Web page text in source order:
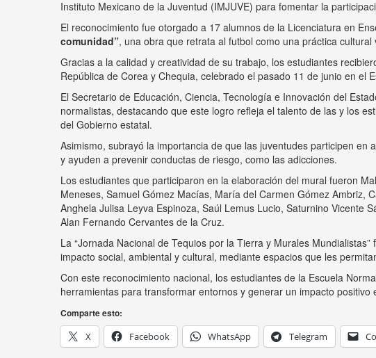
Instituto Mexicano de la Juventud (IMJUVE) para fomentar la
El reconocimiento fue otorgado a 17 alumnos de la Licenciatura en
comunidad”, una obra que retrata al futbol como una práctica
Gracias a la calidad y creatividad de su trabajo, los estudiantes
República de Corea y Chequia, celebrado el pasado 11 de junio en el
El Secretario de Educación, Ciencia, Tecnología e Innovación del
normalistas, destacando que este logro refleja el talento de las y los
del Gobierno estatal.
Asimismo, subrayó la importancia de que las juventudes participen
y ayuden a prevenir conductas de riesgo, como las adicciones.
Los estudiantes que participaron en la elaboración del mural fueron
Meneses, Samuel Gómez Macías, María del Carmen Gómez Ambriz,
Anghela Julisa Leyva Espinoza, Saúl Lemus Lucio, Saturnino Vicente
Alan Fernando Cervantes de la Cruz.
La “Jornada Nacional de Tequios por la Tierra y Murales
impacto social, ambiental y cultural, mediante espacios que les
Con este reconocimiento nacional, los estudiantes de la Escuela
herramientas para transformar entornos y generar un impacto positivo
Comparte esto:
X
Facebook WhatsApp Telegram